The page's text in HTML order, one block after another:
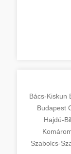
Bács-Kiskun
Budapest
Hajdú-
Szabolcs-